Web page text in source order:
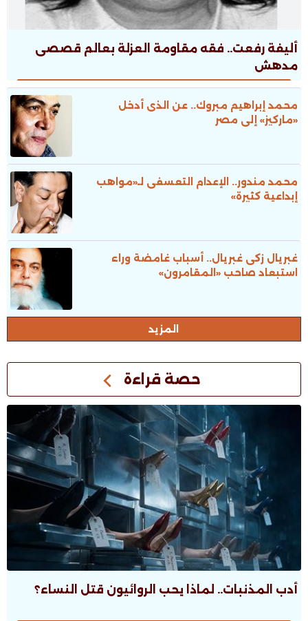
أليفة رفعت.. فقه مقاومة العزلة بعالم قصصى
مدهش
محمد إبراهيم مبروك.. عن الذى أدخل
«ماركيز» إلى مصر
محمد مندور.. الإعدام التعسفى لـ«مواهب
إبداعية كثيرة»
غبريال زكى غبريال.. أسباب غامضة وراء
استبعاد صاحب «المقامرون»
المزيد
حصة قراءة
أدب المذنبات.. لماذا يحب الروائيون قتل النساء؟